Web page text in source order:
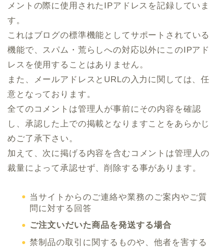
メントの際に使用されたIPアドレスを記録していま
す。
これはブログの標準機能としてサポートされている
機能で、スパム・荒らしへの対応以外にこのIPアド
レスを使用することはありません。
また、メールアドレスとURLの入力に関しては、任
意となっております。
全てのコメントは管理人が事前にその内容を確認
し、承認した上での掲載となりますことをあらかじ
めご了承下さい。
加えて、次に掲げる内容を含むコメントは管理人の
裁量によって承認せず、削除する事があります。
当サイトからのご連絡や業務のご案内やご質
問に対する回答
ご注文いだいた商品を発送する場合
禁制品の取引に関するものや、他者を害する